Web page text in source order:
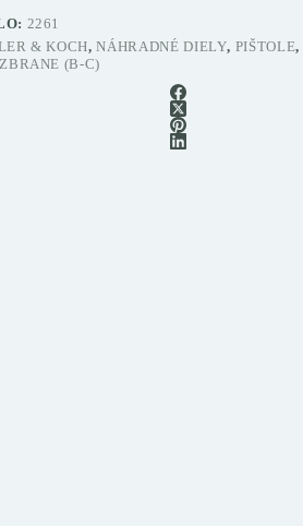
2261
& KOCH,NÁHRADNÉ DIELY, PIŠTOLE,
ZBRANE (B-C)